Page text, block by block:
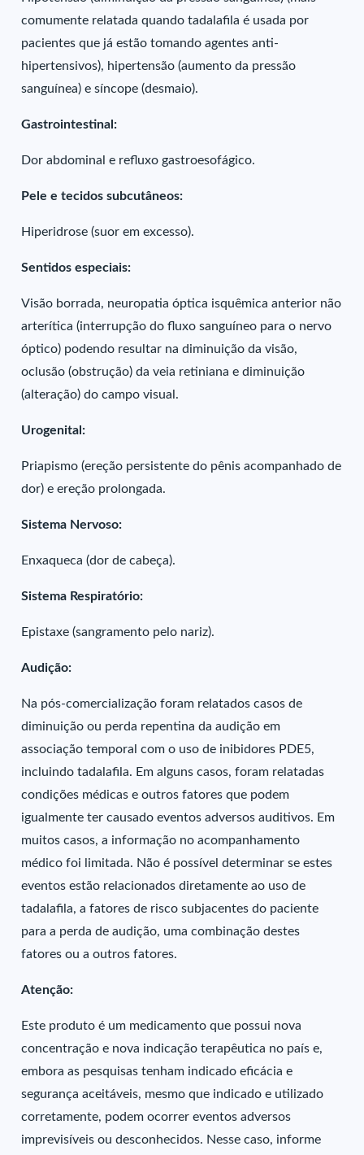
comumente relatada quando tadalafila é usada por
pacientes que já estão tomando agentes anti-
hipertensivos), hipertensão (aumento da pressão
sanguínea) e síncope (desmaio).
Gastrointestinal:
Dor abdominal e refluxo gastroesofágico.
Pele e tecidos subcutâneos:
Hiperidrose (suor em excesso).
Sentidos especiais:
Visão borrada, neuropatia óptica isquêmica anterior não
arterítica (interrupção do fluxo sanguíneo para o nervo
óptico) podendo resultar na diminuição da visão,
oclusão (obstrução) da veia retiniana e diminuição
(alteração) do campo visual.
Urogenital:
Priapismo (ereção persistente do pênis acompanhado de
dor) e ereção prolongada.
Sistema Nervoso:
Enxaqueca (dor de cabeça).
Sistema Respiratório:
Epistaxe (sangramento pelo nariz).
Audição:
Na pós-comercialização foram relatados casos de
diminuição ou perda repentina da audição em
associação temporal com o uso de inibidores PDE5,
incluindo tadalafila. Em alguns casos, foram relatadas
condições médicas e outros fatores que podem
igualmente ter causado eventos adversos auditivos. Em
muitos casos, a informação no acompanhamento
médico foi limitada. Não é possível determinar se estes
eventos estão relacionados diretamente ao uso de
tadalafila, a fatores de risco subjacentes do paciente
para a perda de audição, uma combinação destes
fatores ou a outros fatores.
Atenção:
Este produto é um medicamento que possui nova
concentração e nova indicação terapêutica no país e,
embora as pesquisas tenham indicado eficácia e
segurança aceitáveis, mesmo que indicado e utilizado
corretamente, podem ocorrer eventos adversos
imprevisíveis ou desconhecidos. Nesse caso, informe